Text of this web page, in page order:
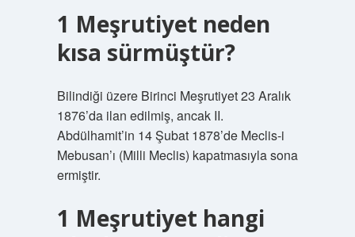
1 Meşrutiyet neden
kısa sürmüştür?
Bilindiği üzere Birinci Meşrutiyet 23 Aralık
1876’da ilan edilmiş, ancak II.
Abdülhamit’in 14 Şubat 1878’de Meclis-i
Mebusan’ı (Milli Meclis) kapatmasıyla sona
ermiştir.
1 Meşrutiyet hangi